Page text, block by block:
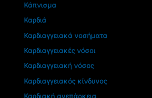
Κάπνισμα
Καρδιά
Καρδιαγγειακά νοσήματα
Καρδιαγγειακές νόσοι
Καρδιαγγειακή νόσος
Καρδιαγγειακός κίνδυνος
Καρδιακή ανεπάρκεια